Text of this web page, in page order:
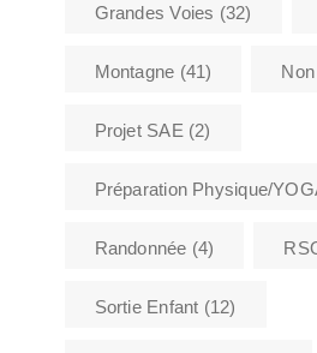
Grandes Voies (32)
Montagne (41)
Projet SAE (2)
Préparation Physique/
Randonnée (4)
Sortie Enfant (12)